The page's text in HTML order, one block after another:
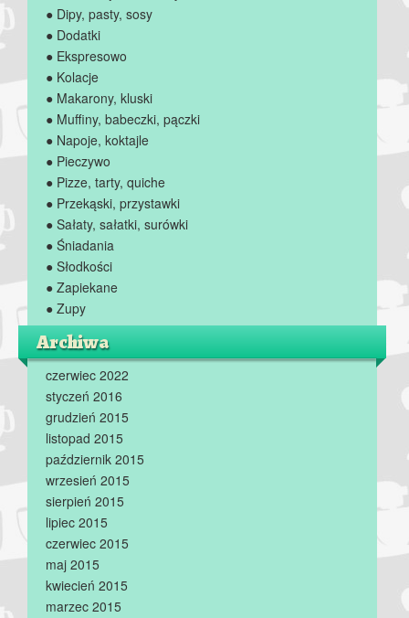
● Dipy, pasty, sosy
● Dodatki
● Ekspresowo
● Kolacje
● Makarony, kluski
● Muffiny, babeczki, pączki
● Napoje, koktajle
● Pieczywo
● Pizze, tarty, quiche
● Przekąski, przystawki
● Sałaty, sałatki, surówki
● Śniadania
● Słodkości
● Zapiekane
● Zupy
Archiwa
czerwiec 2022
styczeń 2016
grudzień 2015
listopad 2015
październik 2015
wrzesień 2015
sierpień 2015
lipiec 2015
czerwiec 2015
maj 2015
kwiecień 2015
marzec 2015